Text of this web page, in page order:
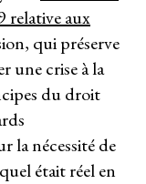
relative aux
qui préserve
une crise à la
du droit
la nécessité de
était réel en